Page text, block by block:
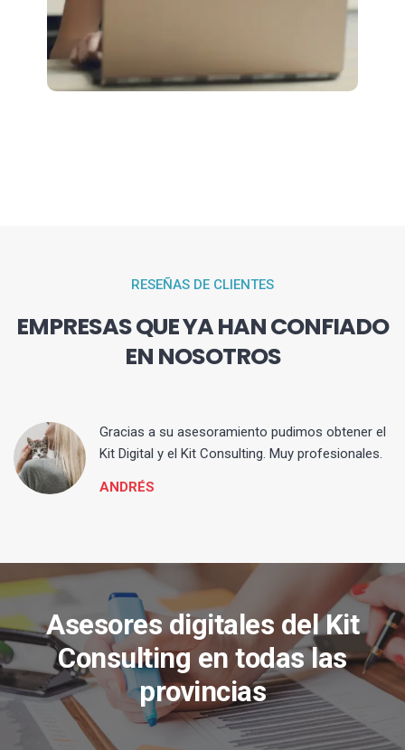
RESEÑAS DE CLIENTES
EMPRESAS QUE YA HAN CONFIADO
EN NOSOTROS
Gracias a su asesoramiento pudimos obtener el
Kit Digital y el Kit Consulting. Muy profesionales.
ANDRÉS
Asesores digitales del Kit
Consulting en todas las
provincias